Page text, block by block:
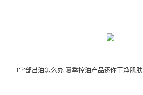
t字部出油怎么办 夏季控油产品还你干净肌肤